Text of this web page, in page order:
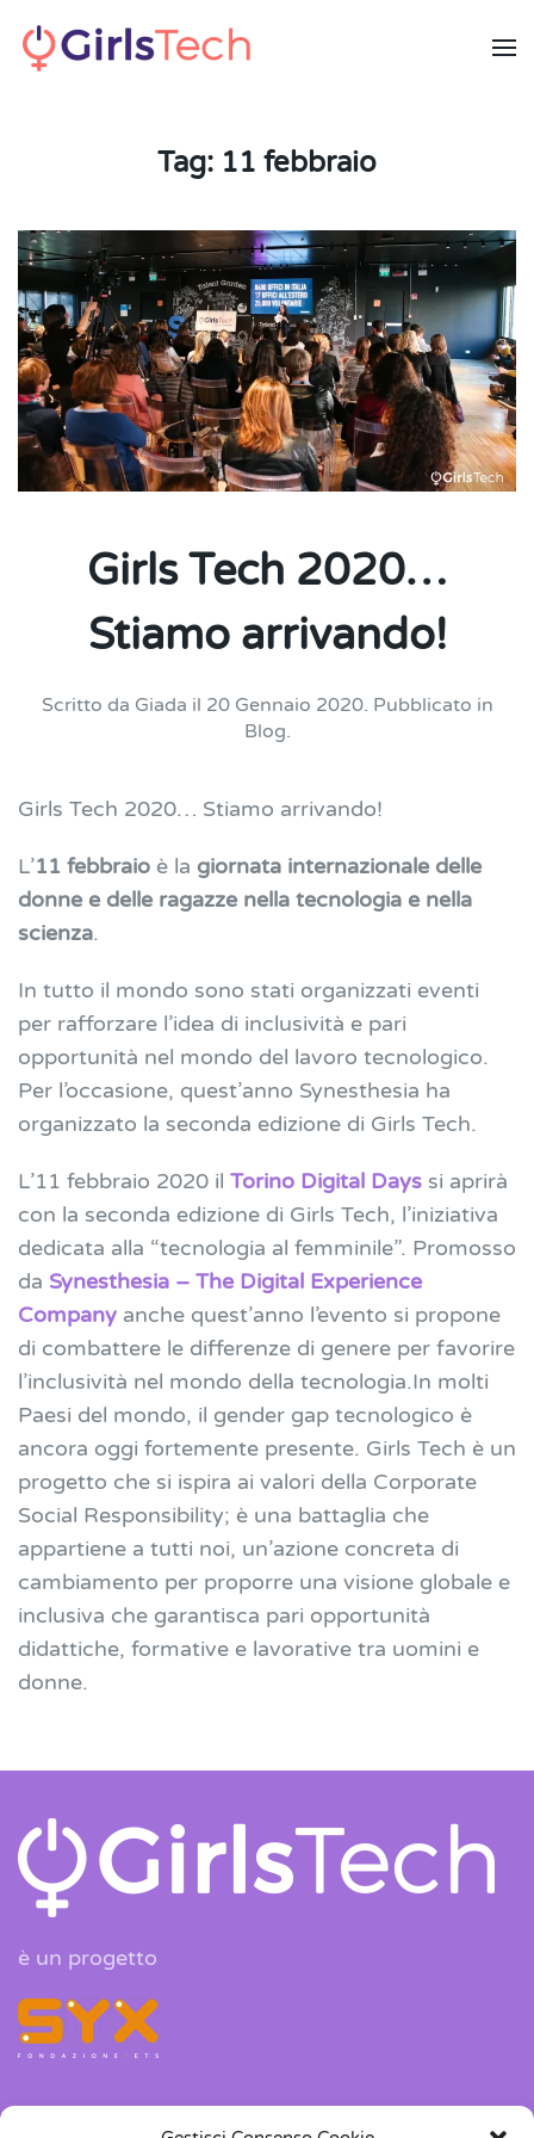
Skip to main content
Tag: 11 febbraio
Girls Tech 2020…
Stiamo arrivando!
Scritto da Giada il 20 Gennaio 2020. Pubblicato in
Blog.
Girls Tech 2020… Stiamo arrivando!
L’11 febbraio è la giornata internazionale delle
donne e delle ragazze nella tecnologia e nella
scienza.
In tutto il mondo sono stati organizzati eventi
per rafforzare l’idea di inclusività e pari
opportunità nel mondo del lavoro tecnologico.
Per l’occasione, quest’anno Synesthesia ha
organizzato la seconda edizione di Girls Tech.
L’11 febbraio 2020 il Torino Digital Days si aprirà
con la seconda edizione di Girls Tech, l’iniziativa
dedicata alla “tecnologia al femminile”. Promosso
da Synesthesia – The Digital Experience
Company anche quest’anno l’evento si propone
di combattere le differenze di genere per favorire
l’inclusività nel mondo della tecnologia.In molti
Paesi del mondo, il gender gap tecnologico è
ancora oggi fortemente presente. Girls Tech è un
progetto che si ispira ai valori della Corporate
Social Responsibility; è una battaglia che
appartiene a tutti noi, un’azione concreta di
cambiamento per proporre una visione globale e
inclusiva che garantisca pari opportunità
didattiche, formative e lavorative tra uomini e
donne.
è un progetto